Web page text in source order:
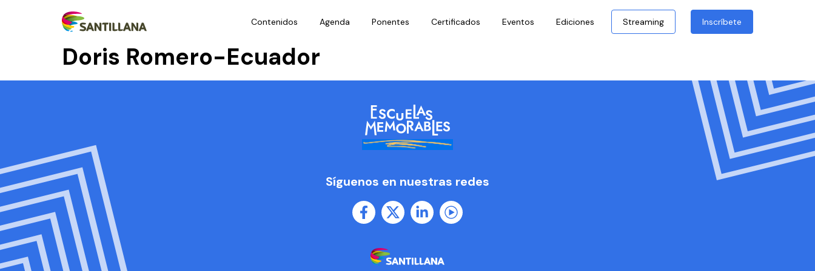
Contenidos Agenda Ponentes Certificados Eventos Ediciones Streaming Inscríbete
Doris Romero-Ecuador
Síguenos en nuestras redes